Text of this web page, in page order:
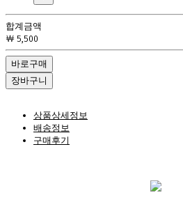
합계금액
￦ 5,500
바로구매
장바구니
상품상세정보
배송정보
구매후기